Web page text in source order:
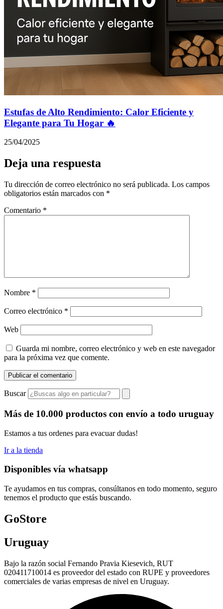
Estufas de Alto Rendimiento: Calor Eficiente y
Elegante para Tu Hogar 🔥
25/04/2025
Deja una respuesta
Tu dirección de correo electrónico no será publicada. Los campos
obligatorios están marcados con *
Comentario *
Nombre *
Correo electrónico *
Web
Guarda mi nombre, correo electrónico y web en este navegador
para la próxima vez que comente.
Buscar
Más de 10.000 productos con envío a todo uruguay
Estamos a tus ordenes para evacuar dudas!
Ir a la tienda
Disponibles vía whatsapp
Te ayudamos en tus compras, consúltanos en todo momento, seguro
tenemos el producto que estás buscando.
GoStore
Uruguay
Bajo la razón social Fernando Pravia Kiesevich, RUT
020411710014 es proveedor del estado con RUPE y proveedores
comerciales de varias empresas de nivel en Uruguay.